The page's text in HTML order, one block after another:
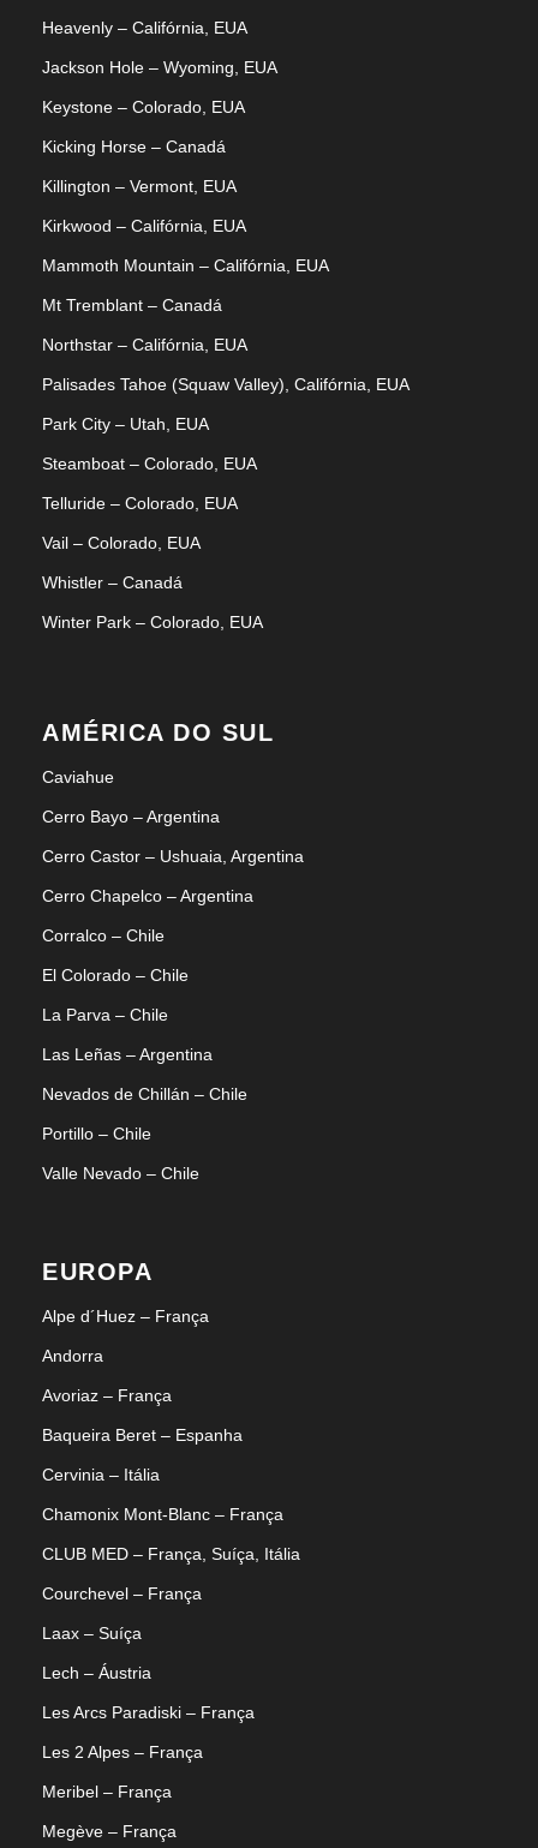
Heavenly – Califórnia, EUA
Jackson Hole – Wyoming, EUA
Keystone – Colorado, EUA
Kicking Horse – Canadá
Killington – Vermont, EUA
Kirkwood – Califórnia, EUA
Mammoth Mountain – Califórnia, EUA
Mt Tremblant – Canadá
Northstar – Califórnia, EUA
Palisades Tahoe (Squaw Valley), Califórnia, EUA
Park City – Utah, EUA
Steamboat – Colorado, EUA
Telluride – Colorado, EUA
Vail – Colorado, EUA
Whistler – Canadá
Winter Park – Colorado, EUA
AMÉRICA DO SUL
Caviahue
Cerro Bayo – Argentina
Cerro Castor – Ushuaia, Argentina
Cerro Chapelco – Argentina
Corralco – Chile
El Colorado – Chile
La Parva – Chile
Las Leñas – Argentina
Nevados de Chillán – Chile
Portillo – Chile
Valle Nevado – Chile
EUROPA
Alpe d´Huez – França
Andorra
Avoriaz – França
Baqueira Beret – Espanha
Cervinia – Itália
Chamonix Mont-Blanc – França
CLUB MED – França, Suíça, Itália
Courchevel – França
Laax – Suíça
Lech – Áustria
Les Arcs Paradiski – França
Les 2 Alpes – França
Meribel – França
Megève – França